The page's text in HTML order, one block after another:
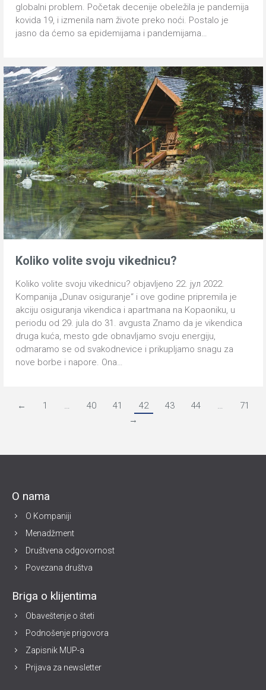
globalni problem. Početak decenije obeležila je pandemija
kovida 19, i izmenila nam živote preko noći. Postalo je
jasno da ćemo sa epidemijama i pandemijama…
Koliko volite svoju vikednicu?
Koliko volite svoju vikednicu? objavljeno 22. јул 2022.
Kompanija „Dunav osiguranje“ i ove godine pripremila je
akciju osiguranja vikendica i apartmana na Kopaoniku, u
periodu od 29. jula do 31. avgusta Znamo da je vikendica
druga kuća, mesto gde obnavljamo svoju energiju,
odmaramo se od svakodnevice i prikupljamo snagu za
nove borbe i napore. Ona…
← 1 … 40 41 42 43 44 …
71
→
O nama
O Kompaniji
Menadžment
Društvena odgovornost
Povezana društva
Briga o klijentima
Obaveštenje o šteti
Podnošenje prigovora
Zapisnik MUP-a
Prijava za newsletter